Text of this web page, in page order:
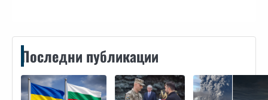
Последни публикации